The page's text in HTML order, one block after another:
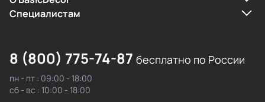
Cпециалистам
8 (800) 775-74-87 бесплатно по России
пн - пт : 09:00 - 18:00
сб - вс : 10:00 - 18:00